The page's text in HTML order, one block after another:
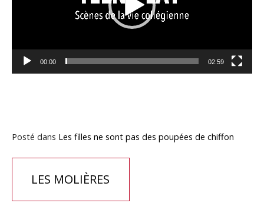
00:00 02:59
Posté dans Les filles ne sont pas des poupées de chiffon
Navigation
de
LES MOLIÈRES